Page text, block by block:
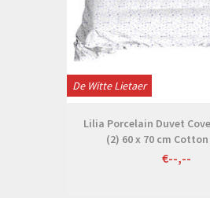
De Witte Lietaer
Lilia Porcelain Duvet
(2) 60 x 70 cm
€--,--